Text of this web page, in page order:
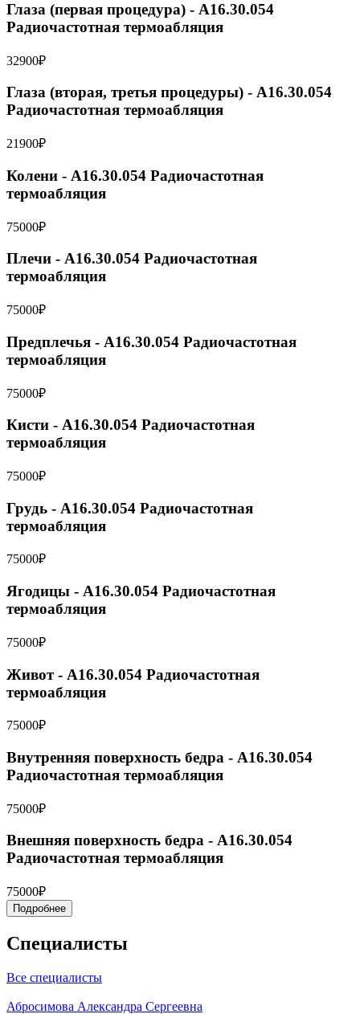
Глаза (первая процедура) - A16.30.054
Радиочастотная термоабляция
32900₽
Глаза (вторая, третья процедуры) - A16.30.054
Радиочастотная термоабляция
21900₽
Колени - A16.30.054 Радиочастотная
термоабляция
75000₽
Плечи - A16.30.054 Радиочастотная
термоабляция
75000₽
Предплечья - A16.30.054 Радиочастотная
термоабляция
75000₽
Кисти - A16.30.054 Радиочастотная
термоабляция
75000₽
Грудь - A16.30.054 Радиочастотная
термоабляция
75000₽
Ягодицы - A16.30.054 Радиочастотная
термоабляция
75000₽
Живот - A16.30.054 Радиочастотная
термоабляция
75000₽
Внутренняя поверхность бедра - A16.30.054
Радиочастотная термоабляция
75000₽
Внешняя поверхность бедра - A16.30.054
Радиочастотная термоабляция
75000₽
Подробнее
Специалисты
Все специалисты
Абросимова Александра Сергеевна